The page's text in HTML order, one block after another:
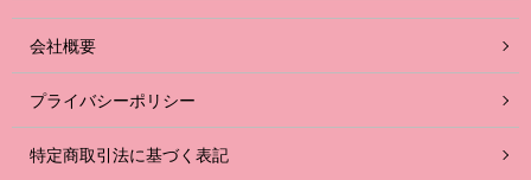
会社概要
プライバシーポリシー
特定商取引法に基づく表記